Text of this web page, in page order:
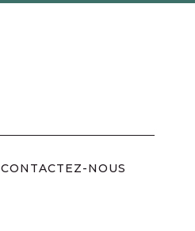
CONTACTEZ-NOUS